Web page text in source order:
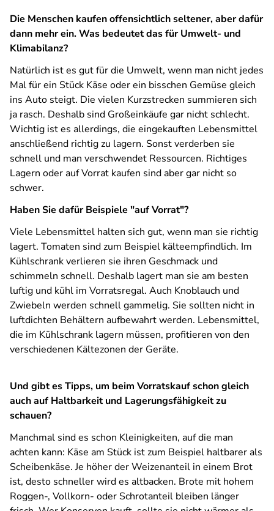
Die Menschen kaufen offensichtlich seltener, aber dafür
dann mehr ein. Was bedeutet das für Umwelt- und
Klimabilanz?
Natürlich ist es gut für die Umwelt, wenn man nicht jedes
Mal für ein Stück Käse oder ein bisschen Gemüse gleich
ins Auto steigt. Die vielen Kurzstrecken summieren sich
ja rasch. Deshalb sind Großeinkäufe gar nicht schlecht.
Wichtig ist es allerdings, die eingekauften Lebensmittel
anschließend richtig zu lagern. Sonst verderben sie
schnell und man verschwendet Ressourcen. Richtiges
Lagern oder auf Vorrat kaufen sind aber gar nicht so
schwer.
Haben Sie dafür Beispiele "auf Vorrat"?
Viele Lebensmittel halten sich gut, wenn man sie richtig
lagert. Tomaten sind zum Beispiel kälteempfindlich. Im
Kühlschrank verlieren sie ihren Geschmack und
schimmeln schnell. Deshalb lagert man sie am besten
luftig und kühl im Vorratsregal. Auch Knoblauch und
Zwiebeln werden schnell gammelig. Sie sollten nicht in
luftdichten Behältern aufbewahrt werden. Lebensmittel,
die im Kühlschrank lagern müssen, profitieren von den
verschiedenen Kältezonen der Geräte.
Und gibt es Tipps, um beim Vorratskauf schon gleich
auch auf Haltbarkeit und Lagerungsfähigkeit zu
schauen?
Manchmal sind es schon Kleinigkeiten, auf die man
achten kann: Käse am Stück ist zum Beispiel haltbarer als
Scheibenkäse. Je höher der Weizenanteil in einem Brot
ist, desto schneller wird es altbacken. Brote mit hohem
Roggen-, Vollkorn- oder Schrotanteil bleiben länger